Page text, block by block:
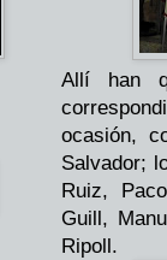
Allí han
ocasión,
Salvador;
Ruiz,
Guill,
Ripoll.